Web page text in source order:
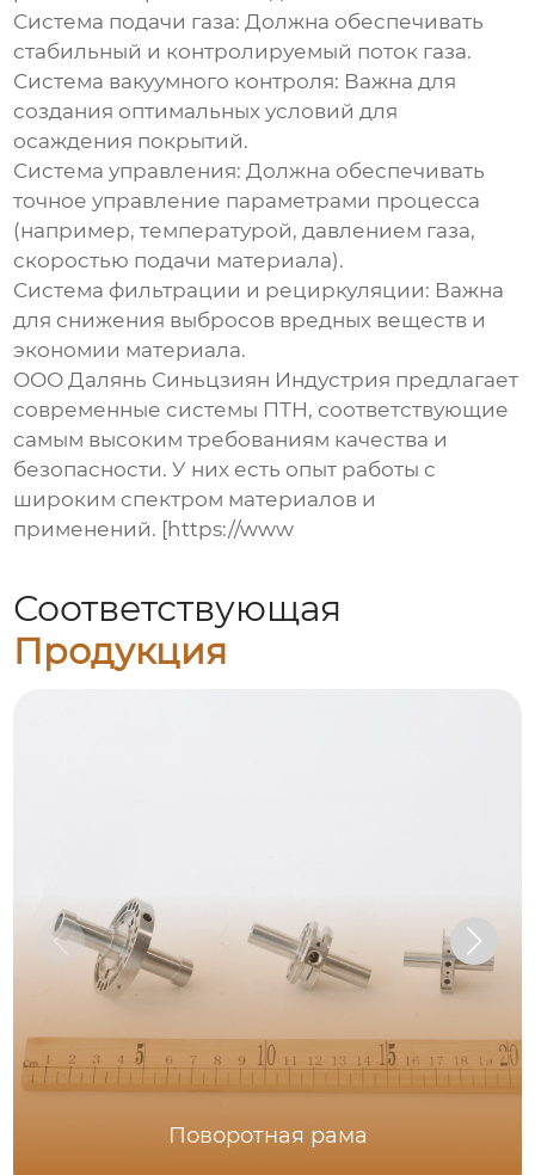
Система подачи газа: Должна обеспечивать
стабильный и контролируемый поток газа.
Система вакуумного контроля: Важна для
создания оптимальных условий для
осаждения покрытий.
Система управления: Должна обеспечивать
точное управление параметрами процесса
(например, температурой, давлением газа,
скоростью подачи материала).
Система фильтрации и рециркуляции: Важна
для снижения выбросов вредных веществ и
экономии материала.
ООО Далянь Синьцзиян Индустрия предлагает
современные системы ПТН, соответствующие
самым высоким требованиям качества и
безопасности. У них есть опыт работы с
широким спектром материалов и
применений. [https://www
Соответствующая
Продукция
Поворотная рама